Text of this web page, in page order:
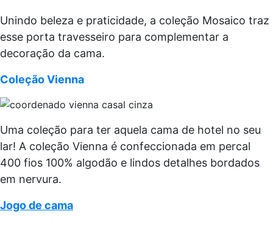
Unindo beleza e praticidade, a coleção Mosaico traz
esse porta travesseiro para complementar a
decoração da cama.
Coleção Vienna
Uma coleção para ter aquela cama de hotel no seu
lar! A coleção Vienna é confeccionada em percal
400 fios 100% algodão e lindos detalhes bordados
em nervura.
Jogo de cama